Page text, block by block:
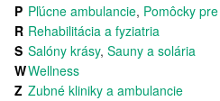
P Pľúcne ambulancie, Pomôcky
R Rehabilitácia a fyziatria
S Salóny krásy, Sauny a solária
WWellness
Z Zubné kliniky a ambulancie